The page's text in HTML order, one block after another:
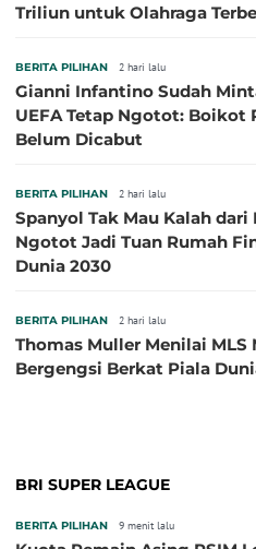
Triliun untuk Olahraga
BERITA PILIHAN 2 hari lalu
Gianni Infantino Sudah
UEFA Tetap Ngotot: Boikot
Belum Dicabut
BERITA PILIHAN 2 hari lalu
Spanyol Tak Mau Kalah dari
Ngotot Jadi Tuan Rumah
Dunia 2030
BERITA PILIHAN 2 hari lalu
Thomas Muller Menilai MLS
Bergengsi Berkat Piala
BRI SUPER LEAGUE
BERITA PILIHAN 9 menit lalu